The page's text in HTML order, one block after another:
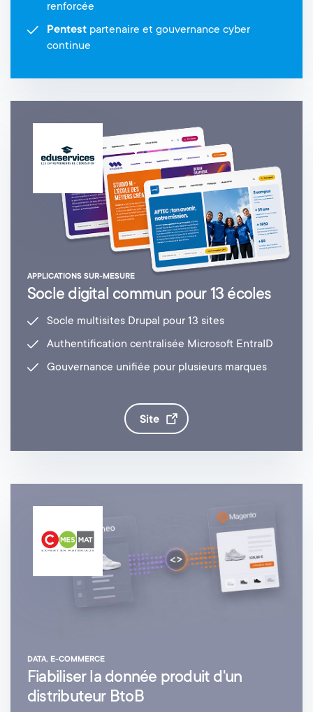
renforcée
Pentest partenaire et gouvernance cyber
continue
APPLICATIONS SUR-MESURE
Socle digital commun pour 13 écoles
Socle multisites Drupal pour 13 sites
Authentification centralisée Microsoft EntraID
Gouvernance unifiée pour plusieurs marques
site
DATA, E-COMMERCE
Fiabiliser la donnée produit d'un
distributeur BtoB